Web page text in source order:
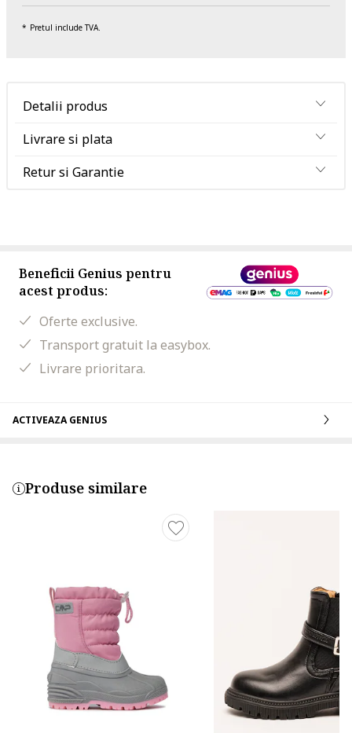
Pretul include TVA.
Detalii produs
Livrare si plata
Retur si Garantie
Beneficii Genius pentru
acest produs:
Oferte exclusive.
Transport gratuit la easybox.
Livrare prioritara.
ACTIVEAZA GENIUS
Produse similare